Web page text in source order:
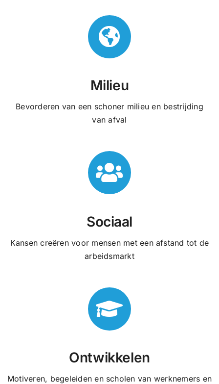
Milieu
Bevorderen van een schoner milieu en bestrijding
van afval
Sociaal
Kansen creëren voor mensen met een afstand tot de
arbeidsmarkt
Ontwikkelen
Motiveren, begeleiden en scholen van werknemers en